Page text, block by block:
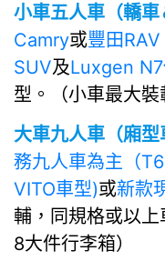
小車五人車（轎車
Camry或豐田
SUV及Luxgen
型。（小車最大裝
大車九人車（廂型
務九人車為主（T6
VITO車型)或新款
輔，同規格或以
8大件行李箱）